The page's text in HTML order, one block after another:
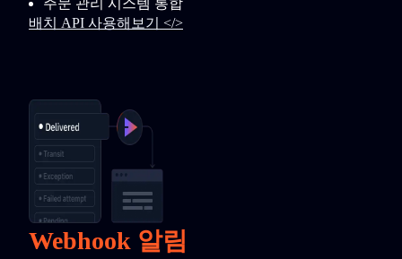
주문 관리 시스템 통합
배치 API 사용해보기 </>
Webhook 알림